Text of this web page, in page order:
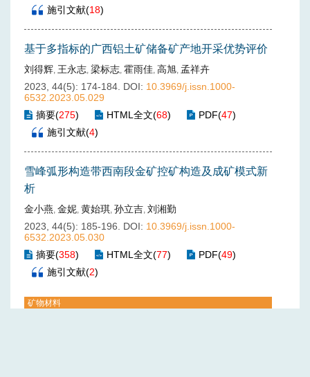
施引文献(18)
基于多指标的广西铝土矿储备矿产地开采优势评价
刘得辉, 王永志, 梁标志, 霍雨佳, 高旭, 孟祥卉
2023, 44(5): 174-184. DOI: 10.3969/j.issn.1000-
6532.2023.05.029
摘要(275) HTML全文(68) PDF(47)
施引文献(4)
雪峰弧形构造带西南段金矿控矿构造及成矿模式新
析
金小燕, 金妮, 黄始琪, 孙立吉, 刘湘勤
2023, 44(5): 185-196.
DOI: 10.3969/j.issn.1000-
6532.2023.05.030
摘要(358) HTML全文(77) PDF(49)
施引文献(2)
矿物材料